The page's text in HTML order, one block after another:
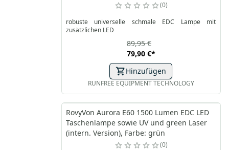
0
robuste universelle schmale EDC Lampe mit
zusätzlichen LED
79,90 €*
89,95 €
Hinzufügen
RUNFREE EQUIPMENT TECHNOLOGY
RovyVon Aurora E60 1500 Lumen EDC LED
Taschenlampe sowie UV und green Laser
(intern. Version), Farbe: grün
0